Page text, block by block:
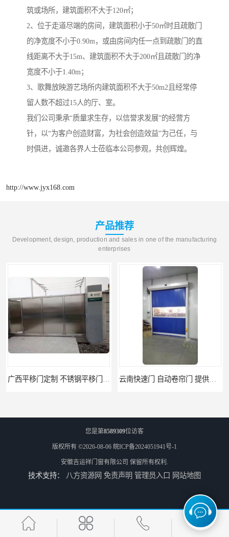
筑或场所，建筑面积不大于120㎡；
2、位于走道尽端的房间，建筑面积小于50㎡时且疏散门
的净宽度不小于0.90m，或由房间内任一点到疏散门的直
线距离不大于15m、建筑面积不大于200㎡且疏散门的净
宽度不小于1.40m；
3、歌舞放映游艺场所内建筑面积不大于50m2且经常停
留人数不超过15人的厅、室。
我们公司秉承“质量求生存，以信誉求发展”的经营方
针，以“为客户创造财富，为社会创造效益”为己任，与
时俱进，诚邀各界人士莅临本公司参观，共创辉煌。
http://www.jyx168.com
产品推荐
Development, design, production and sales in one of the manufacturing
enterprises
阜阳卷帘门快速门 堆积门 工业卷帘门 天津防火门品牌 玻璃防火门 制造工艺优
您是第8589309位访客
版权所有 ©2026-08-06 皖ICP备2024051941号-1
安徽吉运祥门窗有限公司 保留所有权利.
技术支持： 八方资源网 免责声明 管理员入口 网站地图